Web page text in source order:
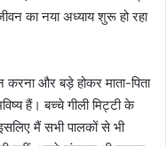
का नया अध्याय शुरू हो रहा
और बड़े होकर माता-पिता
हैं। बच्चे गीली मिट्टी के
मैं सभी पालकों से भी